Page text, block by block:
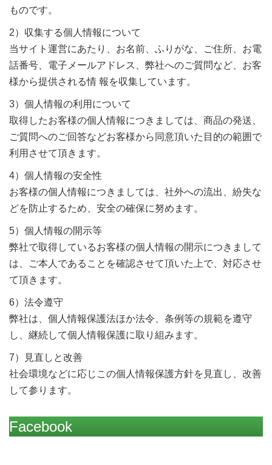
ものです。
2）収集する個人情報について
当サイト運営にあたり、お名前、ふりがな、ご住所、お電
話番号、電子メールアドレス、弊社へのご質問など、お客
様から提供される情 報を収集しています。
3）個人情報の利用について
取得したお客様の個人情報につきましては、商品の発送、
ご質問へのご回答などお客様から同意頂いた目的の範囲で
利用させて頂きます。
4）個人情報の安全性
お客様の個人情報につきましては、社外への流出、紛失な
どを防止するため、安全の確保に努めます。
5）個人情報の開示等
弊社で取得しているお客様の個人情報の開示につきまして
は、ご本人であることを確認させて頂いた上で、対応させ
て頂きます。
6）法令遵守
弊社は、個人情報保護法ほか法令、条例等の規範を遵守
し、継続して個人情報保護に取り組みます。
7）見直しと改善
社会環境などに応じこの個人情報保護方針を見直し、改善
して参ります。
Facebook